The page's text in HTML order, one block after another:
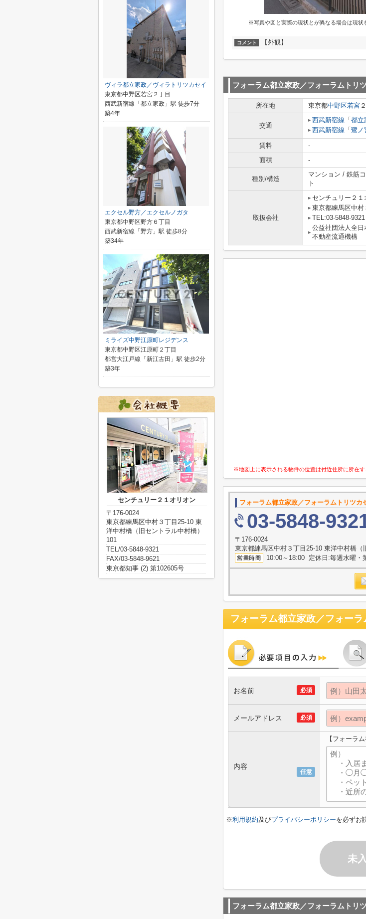
※写真や図と実際の現状とが異なる場合は現状
コメント 【外観】
フォーラム都立家政／フォーラムトリ
所在地 東京都中野区若宮
交通
西武新宿線 「 都立
西武新宿線 「 鷺ノ
賃料 -
面積
-
種別/構造
マンション / 鉄筋
ト
取扱会社
センチュリー２１
東京都練馬区中
TEL:03-5848-9321
公益社団法人全
不動産流通機構
※地図上に表示される物件の位置は付近住所に所在
フォーラム都立家政／フォーラムトリツカ
03-5848-
〒176-0024
東京都練馬区中村３丁目25-10 東洋中村橋
10:00～18:00 定休日:毎週水曜・
フォーラム都立家政／フォーラ
必須
お名前
必須
メールアドレス
任意
内容
【フォーラ
※利用規約及びプライバシーポリシーを必ずお
未
フォーラム都立家政／フォーラムトリ
ヴィラ都立家政／ヴィラトリツカセイ
東京都中野区若宮２丁目
西武新宿線「都立家政」駅 徒歩7分
築4年
エクセル野方／エクセルノガタ
東京都中野区野方６丁目
西武新宿線「野方」駅 徒歩8分
築34年
ミライズ中野江原町レジデンス
東京都中野区江原町２丁目
都営大江戸線「新江古田」駅 徒歩2分
築3年
センチュリー２１オリオン
〒176-0024
東京都練馬区中村３丁目25-10 東
洋中村橋（旧セントラル中村橋）
101
TEL/03-5848-9321
FAX/03-5848-9621
東京都知事 (2) 第102605号